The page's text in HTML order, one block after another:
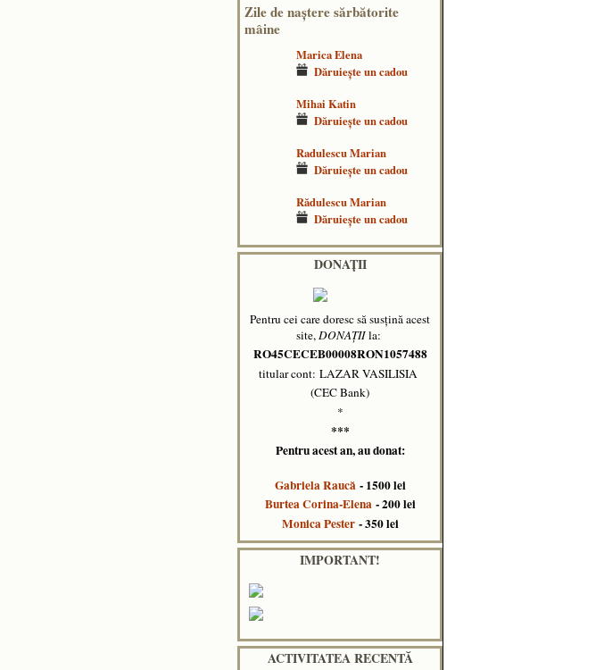
Zile de naştere sărbătorite
mâine
Marica Elena
Dăruieşte un cadou
Mihai Katin
Dăruieşte un cadou
Radulescu Marian
Dăruieşte un cadou
Rădulescu Marian
Dăruieşte un cadou
DONAȚII
Pentru cei care doresc să susțină acest
site, DONAȚIIla:
RO45CECEB00008RON1057488
titular cont: LAZAR VASILISIA
(CEC Bank)
*
***
Pentru acest an, au donat:
Gabriela Raucă- 1500 lei
Burtea Corina-Elena- 200 lei
Monica Pester- 350 lei
IMPORTANT!
ACTIVITATEA RECENTĂ